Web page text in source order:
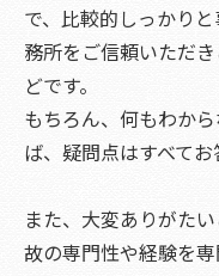
で、比較的しっかり
務所をご信頼いただ
どです。
もちろん、何もわか
ば、疑問点はすべてお
また、大変ありがた
故の専門性や経験を